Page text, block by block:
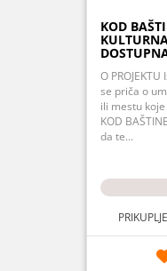
KOD
O
se priča o
ili mestu
KOD
da te...